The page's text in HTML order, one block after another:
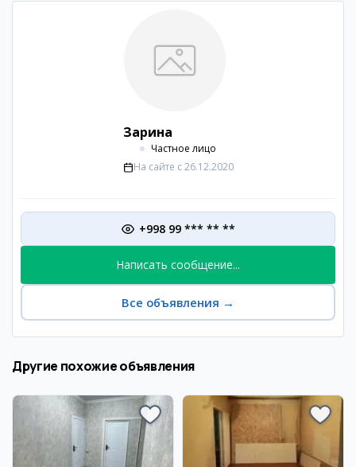
Зарина
Частное лицо
На сайте с 26.12.2020
+998 99 *** ** **
Написать сообщение...
Все объявления →
Другие похожие объявления